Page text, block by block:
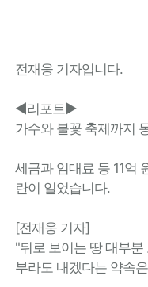
전재웅 기자입니다.
◀리포트▶
가수와 불꽃 축제까지
세금과 임대료 등 11억
란이 일었습니다.
[전재웅 기자]
"뒤로 보이는 땅 대부
부라도 내겠다는 약속